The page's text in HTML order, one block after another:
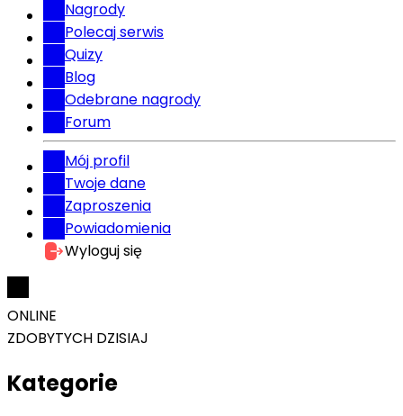
Nagrody
Polecaj serwis
Quizy
Blog
Odebrane nagrody
Forum
Mój profil
Twoje dane
Zaproszenia
Powiadomienia
Wyloguj się
ONLINE
ZDOBYTYCH DZISIAJ
Kategorie